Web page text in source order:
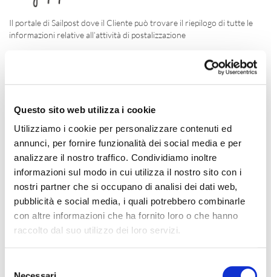
Questo sito web utilizza i cookie
Utilizziamo i cookie per personalizzare contenuti ed
annunci, per fornire funzionalità dei social media e per
analizzare il nostro traffico. Condividiamo inoltre
informazioni sul modo in cui utilizza il nostro sito con i
nostri partner che si occupano di analisi dei dati web,
pubblicità e social media, i quali potrebbero combinarle
con altre informazioni che ha fornito loro o che hanno
raccolto dal suo utilizzo dei loro servizi.
Il portale di Sailpost dove il Cliente può trovare il riepilogo di tutte le
informazioni relative all’attività di postalizzazione
Scopri dove siamo